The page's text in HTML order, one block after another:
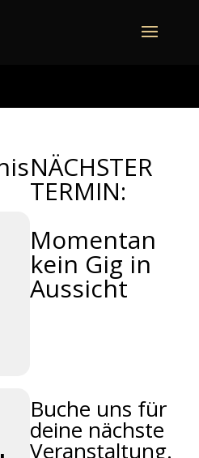
NÄCHSTER
TERMIN:
Momentan
kein Gig in
Aussicht
Buche uns für
deine nächste
Veranstaltung.